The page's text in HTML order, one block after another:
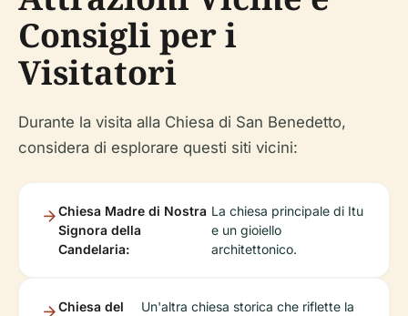
Consigli per i
Visitatori
Durante la visita alla Chiesa di San Benedetto,
considera di esplorare questi siti vicini:
Chiesa Madre di Nostra
Signora della
Candelaria:
La chiesa principale di Itu
e un gioiello
architettonico.
Chiesa del
Un'altra chiesa storica che riflette la